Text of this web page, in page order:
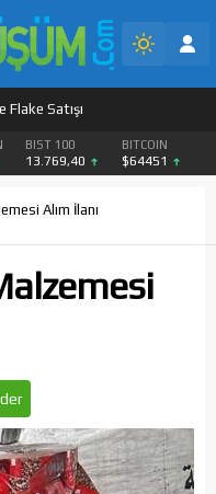
Flake Satışı
BIST 100
13.769,40
BITCOIN
$64451
Alım İlanı